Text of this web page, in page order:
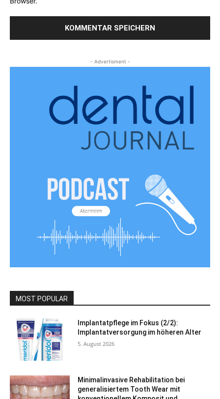
- Advertisment -
MOST POPULAR
Implantatpflege im Fokus (2/2):
Implantatversorgung im höheren Alter
5. August 2026
Minimalinvasive Rehabilitation bei
generalisiertem Tooth Wear mit